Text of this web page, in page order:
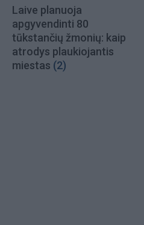
Laive planuoja
apgyvendinti 80
tūkstančių žmonių: kaip
atrodys plaukiojantis
miestas (2)